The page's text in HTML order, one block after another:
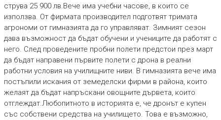
струва 25 900 лв.Вече има учебни часове, в които се
използва. От фирмата производител подготвят тримата
агрономи от гимназията да го управляват. Зимният сезон
дава възможност да бъдат обучени и учениците да работят с
него. След проведените пробни полети предстои през март
да бъдат направени първите полети с дрона в реални
работни условия на училищните ниви. В гимназията вече има
постъпили искания от земеделски фирми в района, които
желаят да бъдат напръскани овощните дървета, които
отглеждат.Любопитното в историята е, че дронът е купен
със собствени средства на училището. Това е възможно,